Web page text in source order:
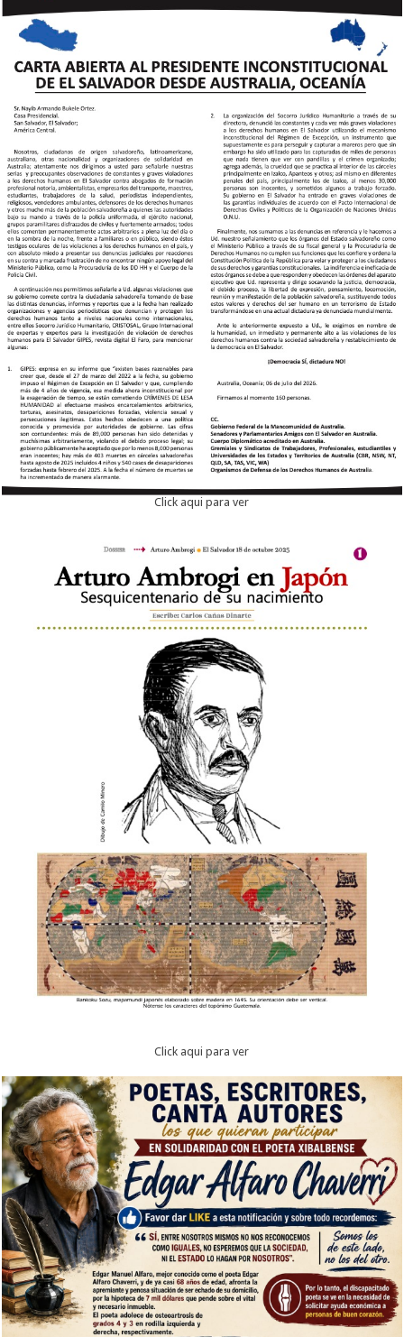
Click aqui para ver
Click aqui para ver